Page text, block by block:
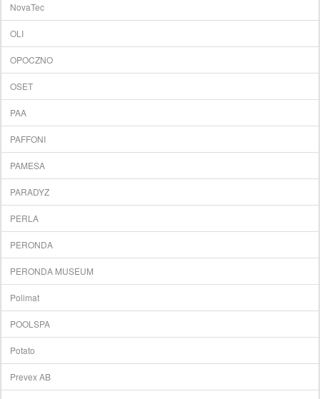
NovaTec
OLI
OPOCZNO
OSET
PAA
PAFFONI
PAMESA
PARADYZ
PERLA
PERONDA
PERONDA MUSEUM
Polimat
POOLSPA
Potato
Prevex AB